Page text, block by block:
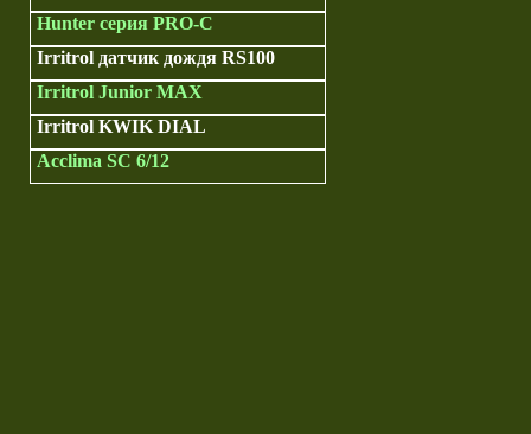
Hunter серия PRO-C
Irritrol датчик дождя RS100
Irritrol Junior MAX
Irritrol KWIK DIAL
Acclima SC 6/12